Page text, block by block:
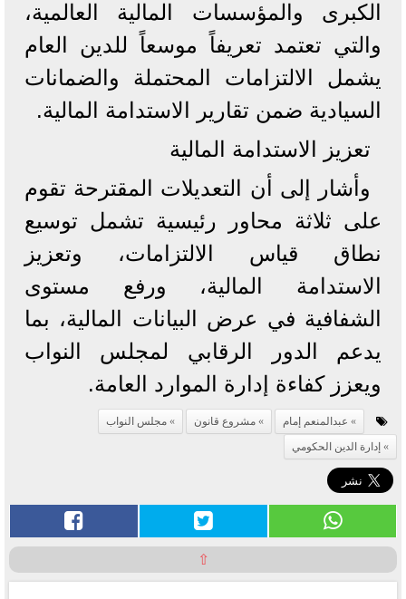
الكبرى والمؤسسات المالية العالمية،
والتي تعتمد تعريفاً موسعاً للدين العام
يشمل الالتزامات المحتملة والضمانات
السيادية ضمن تقارير الاستدامة المالية.
تعزيز الاستدامة المالية
وأشار إلى أن التعديلات المقترحة تقوم
على ثلاثة محاور رئيسية تشمل توسيع
نطاق قياس الالتزامات، وتعزيز
الاستدامة المالية، ورفع مستوى
الشفافية في عرض البيانات المالية، بما
يدعم الدور الرقابي لمجلس النواب
ويعزز كفاءة إدارة الموارد العامة.
عبدالمنعم إمام مشروع قانون
مجلس النواب
إدارة الدين الحكومي
⇧